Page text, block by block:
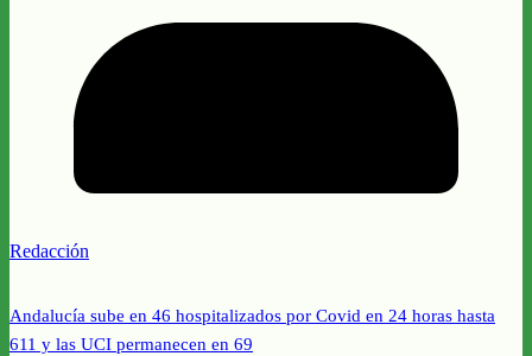
Redacción
Andalucía sube en 46 hospitalizados por Covid en 24 horas hasta
611 y las UCI permanecen en 69